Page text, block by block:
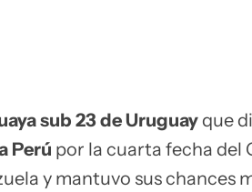
sub 23 de Uruguayque
Perú por la cuarta fecha del
y mantuvo sus chances